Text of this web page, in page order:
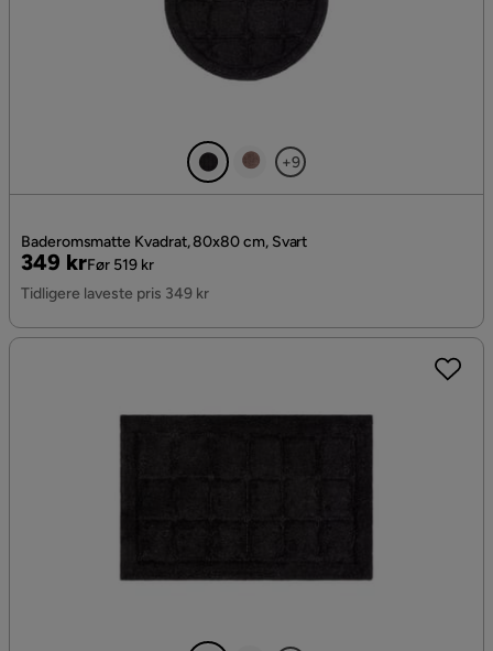
+9
Baderomsmatte Kvadrat, 80x80 cm, Svart
Pris
349 kr
Original
Pris
Før 519 kr
Tidligere laveste pris 349 kr